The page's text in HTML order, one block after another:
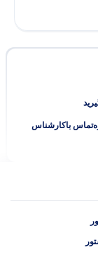
با‌کارشناس